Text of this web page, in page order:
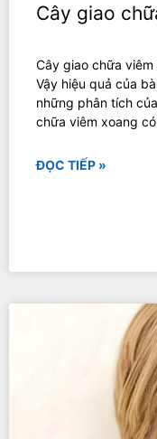
Cây giao
Cây giao chữa
Vậy hiệu quả của
những phân tích
chữa viêm xoang
ĐỌC TIẾP »